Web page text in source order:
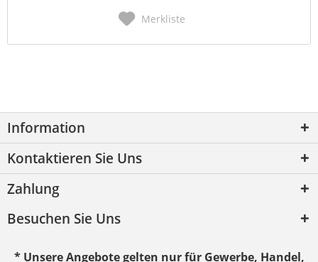
Merkliste
Information
Kontaktieren Sie Uns
Zahlung
Besuchen Sie Uns
* Unsere Angebote gelten nur für Gewerbe, Handel,